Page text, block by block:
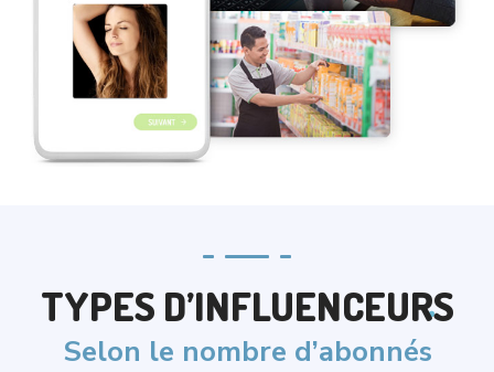
TYPES D’INFLUENCEURS
Selon le nombre d’abonnés